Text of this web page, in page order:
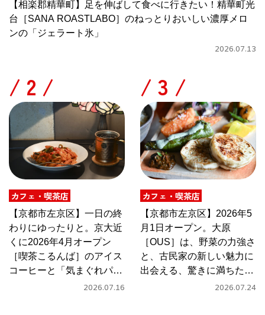
【相楽郡精華町】足を伸ばして食べに行きたい！精華町光
台［SANA ROASTLABO］のねっとりおいしい濃厚メロ
ンの「ジェラート氷」
2026.07.13
/
カフェ・喫茶店
【京都市左京区】一日の終
わりにゆったりと。京大近
くに2026年4月オープン
［喫茶こるんば］のアイス
コーヒーと「気まぐれパス
2026.07.16
/
カフェ・喫茶店
【京都市左京区】2026年5
月1日オープン。大原
［OUS］は、野菜の力強さ
と、古民家の新しい魅力に
出会える、驚きに満ちたカ
2026.07.24